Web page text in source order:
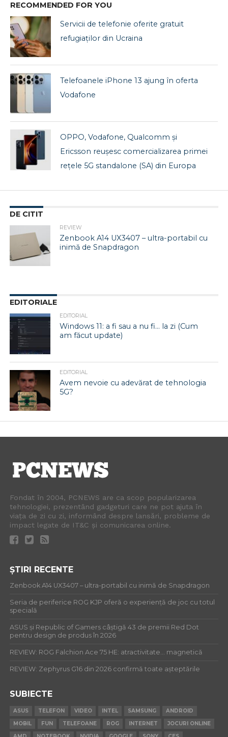
RECOMMENDED FOR YOU
Servicii de telefonie oferite gratuit
refugiaţilor din Ucraina
Telefoanele iPhone 13 ajung în oferta
Vodafone
OPPO, Vodafone, Qualcomm și
Ericsson reușesc comercializarea primei
rețele 5G standalone (SA) din Europa
DE CITIT
REVIEW
Zenbook A14 UX3407 – ultra-portabil cu
inimă de Snapdragon
EDITORIALE
EDITORIAL
Windows 11: a fi sau a nu fi… la zi (Cum
am făcut update)
EDITORIAL
Avem nevoie cu adevărat de tehnologia
5G?
Fondat în 2004, PCNEWS are ca scop popularizarea
tehnologiei, prezentând gadgeturi care ne pot ajuta în
viața de zi cu zi, informând despre lansări, probleme de
impact legate de IT&C și comunicarea online.
ȘTIRI RECENTE
Zenbook A14 UX3407 – ultra-portabil cu inimă de Snapdragon
Seria de periferice ROG KJP oferă o experiență de joc cu totul
specială
ASUS și Republic of Gamers câștigă 43 de premii Red Dot
pentru design de produs în 2026
REVIEW: ROG Falchion Ace 75 HE: atractivitate… magnetică
REVIEW: Zephyrus G16 din 2026 confirmă toate așteptările
SUBIECTE
ASUS TELEFON VIDEO INTEL SAMSUNG
ANDROID
MOBIL
FUN TELEFOANE ROG INTERNET
JOCURI ONLINE